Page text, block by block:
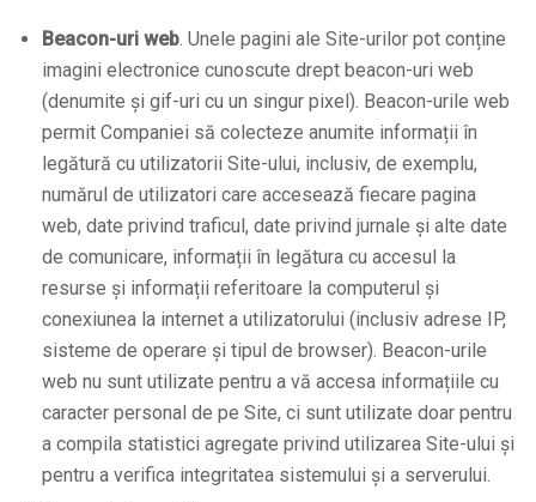
Beacon-uri web. Unele pagini ale Site-urilor pot conține
imagini electronice cunoscute drept beacon-uri web
(denumite și gif-uri cu un singur pixel). Beacon-urile web
permit Companiei să colecteze anumite informații în
legătură cu utilizatorii Site-ului, inclusiv, de exemplu,
numărul de utilizatori care accesează fiecare pagina
web, date privind traficul, date privind jurnale și alte date
de comunicare, informații în legătura cu accesul la
resurse și informații referitoare la computerul și
conexiunea la internet a utilizatorului (inclusiv adrese IP,
sisteme de operare și tipul de browser). Beacon-urile
web nu sunt utilizate pentru a vă accesa informațiile cu
caracter personal de pe Site, ci sunt utilizate doar pentru
a compila statistici agregate privind utilizarea Site-ului și
pentru a verifica integritatea sistemului și a serverului.